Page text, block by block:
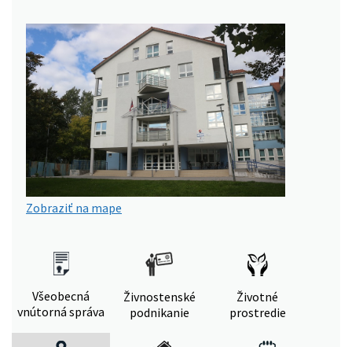
Zobraziť na mape
Všeobecná
vnútorná správa
Živnostenské
podnikanie
Životné
prostredie